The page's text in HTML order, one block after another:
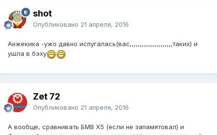
shot
Опубликовано 21 апреля, 2016
Анжекика -ужо давно испугалась(вас,,,,,,,,,,,,,,,,,,,,,,таких) и
ушла в бэху
Zet 72
Опубликовано 21 апреля, 2016
А вообще, сравнивать БМВ Х5 (если не запамятовал) и